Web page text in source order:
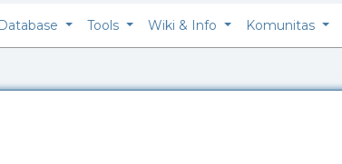
Database Tools Wiki & Info Komunitas